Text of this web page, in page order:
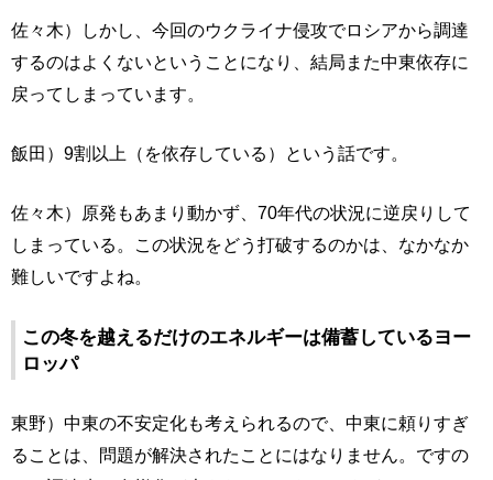
佐々木）しかし、今回のウクライナ侵攻でロシアから調達
するのはよくないということになり、結局また中東依存に
戻ってしまっています。
飯田）9割以上（を依存している）という話です。
佐々木）原発もあまり動かず、70年代の状況に逆戻りして
しまっている。この状況をどう打破するのかは、なかなか
難しいですよね。
この冬を越えるだけのエネルギーは備蓄しているヨー
ロッパ
東野）中東の不安定化も考えられるので、中東に頼りすぎ
ることは、問題が解決されたことにはなりません。ですの